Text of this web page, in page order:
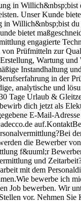
in
Unser Kunde
in Willich&nbsp;bist
bietet
engagierte
Prüfmitteln zur
Wartung
Instandhaltung
in der
analytische und
Tage Urlaub &
dich jetzt als
E-Mail-
die Bewerber
f&uuml;r
und
mit dem
bewerbe ich
Job bewerben. Wir
vor. Nehmen